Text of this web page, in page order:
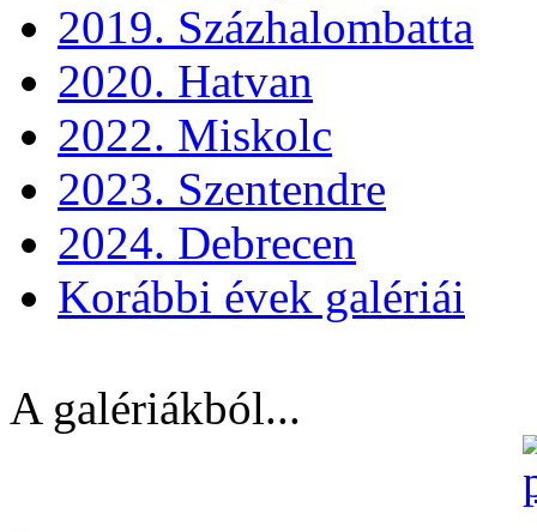
2019. Százhalombatta
2020. Hatvan
2022. Miskolc
2023. Szentendre
2024. Debrecen
Korábbi évek galériái
A galériákból...